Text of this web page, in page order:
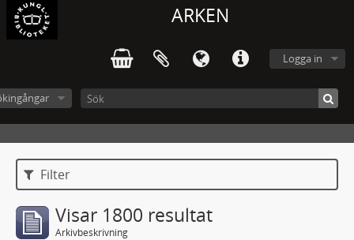
ARKEN
Logga in
Filter
Visar 1800 resultat
Arkivbeskrivning